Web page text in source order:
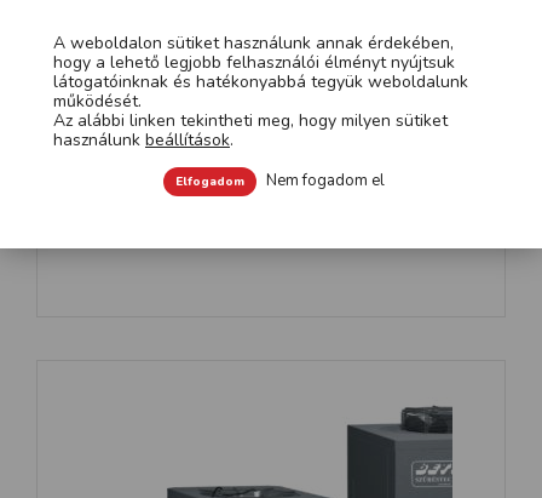
A weboldalon sütiket használunk annak érdekében,
hogy a lehető legjobb felhasználói élményt nyújtsuk
látogatóinknak és hatékonyabbá tegyük weboldalunk
működését.
Az alábbi linken tekintheti meg, hogy milyen sütiket
használunk beállítások.
Elfogadom Nem fogadom el